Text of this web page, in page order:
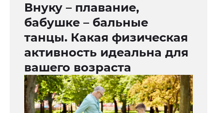
Внуку – плавание,
бабушке – бальные
танцы. Какая физическая
активность идеальна для
вашего возраста